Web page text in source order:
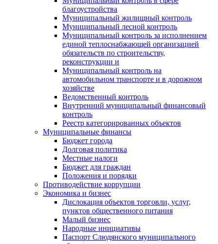
благоустройства
Муниципальный жилищный контроль
Муниципальный лесной контроль
Муниципальный контроль за исполнением
единой теплоснабжающей организацией
обязательств по строительству,
реконструкции и
Муниципальный контроль на
автомобильном транспорте и в дорожном
хозяйстве
Ведомственный контроль
Внутренний муниципальный финансовый
контроль
Реестр категорированных объектов
Муниципальные финансы
Бюджет города
Долговая политика
Местные налоги
Бюджет для граждан
Положения и порядки
Противодействие коррупции
Экономика и бизнес
Дислокация объектов торговли, услуг,
пунктов общественного питания
Малый бизнес
Народные инициативы
Паспорт Слюдянского муниципального